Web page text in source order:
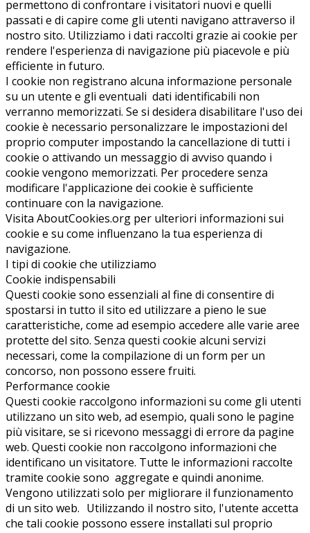
permettono di confrontare i visitatori nuovi e quelli
passati e di capire come gli utenti navigano attraverso il
nostro sito. Utilizziamo i dati raccolti grazie ai cookie per
rendere l'esperienza di navigazione più piacevole e più
efficiente in futuro.
I cookie non registrano alcuna informazione personale
su un utente e gli eventuali dati identificabili non
verranno memorizzati. Se si desidera disabilitare l'uso dei
cookie è necessario personalizzare le impostazioni del
proprio computer impostando la cancellazione di tutti i
cookie o attivando un messaggio di avviso quando i
cookie vengono memorizzati. Per procedere senza
modificare l'applicazione dei cookie è sufficiente
continuare con la navigazione.
Visita AboutCookies.org per ulteriori informazioni sui
cookie e su come influenzano la tua esperienza di
navigazione.
I tipi di cookie che utilizziamo
Cookie indispensabili
Questi cookie sono essenziali al fine di consentire di
spostarsi in tutto il sito ed utilizzare a pieno le sue
caratteristiche, come ad esempio accedere alle varie aree
protette del sito. Senza questi cookie alcuni servizi
necessari, come la compilazione di un form per un
concorso, non possono essere fruiti.
Performance cookie
Questi cookie raccolgono informazioni su come gli utenti
utilizzano un sito web, ad esempio, quali sono le pagine
più visitare, se si ricevono messaggi di errore da pagine
web. Questi cookie non raccolgono informazioni che
identificano un visitatore. Tutte le informazioni raccolte
tramite cookie sono aggregate e quindi anonime.
Vengono utilizzati solo per migliorare il funzionamento
di un sito web. Utilizzando il nostro sito, l'utente accetta
che tali cookie possono essere installati sul proprio